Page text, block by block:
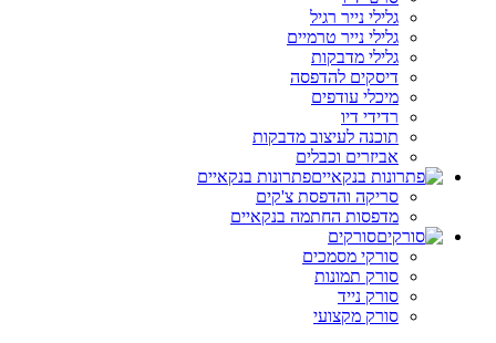
גלילי נייר רגיל
גלילי נייר טרמיים
גלילי מדבקות
דיסקים להדפסה
מיכלי עודפים
רדידי דיו
תוכנה לעיצוב מדבקות
אביזרים וכבלים
פתרונות בנקאיים
סריקה והדפסת צ'קים
מדפסות החתמה בנקאיים
סורקים
סורקי מסמכים
סורק תמונות
סורק נייד
סורק מקצועי